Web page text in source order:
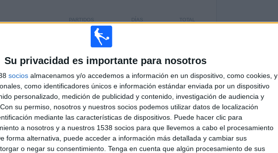
Su privacidad es importante para nosotros
socios almacenamos y/o accedemos a información en un dispositivo, como cookies, y
como identificadores únicos e información estándar enviada por un dispositivo
personalizado, medición de publicidad y contenido, investigación de audiencia y
Con su permiso, nosotros y nuestros socios podemos utilizar datos de localización
mediante las características de dispositivos. Puede hacer clic para
a nosotros y a nuestros 1538 socios para que llevemos a cabo el procesamiento
forma alternativa, puede acceder a información más detallada y cambiar sus
o negar su consentimiento. Tenga en cuenta que algún procesamiento de sus
TOTAL
DÍAS
PARTIDOS
CONSECUTIVOS
DE PAGO
TOTAL
24
MÁXIMO
3
VS Flandria
TOTAL
2
RANKING POR COMPETICIONES